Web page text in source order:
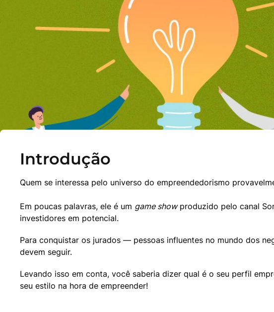
Introdução
Quem se interessa pelo universo do empreendedorismo
Em poucas palavras, ele é um game show produzido pelo canal
investidores em potencial.
Para conquistar os jurados — pessoas influentes no mundo dos
devem seguir.
Levando isso em conta, você saberia dizer qual é o seu perfil
seu estilo na hora de empreender!